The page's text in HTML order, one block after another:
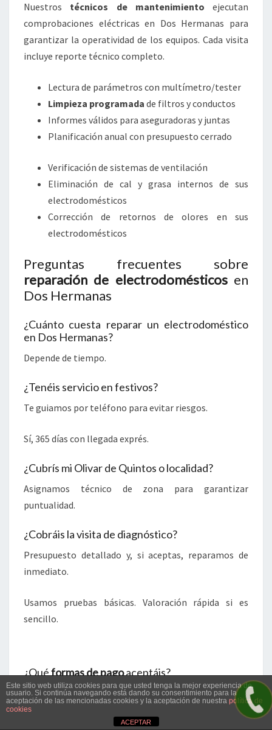
Nuestros técnicos de mantenimiento ejecutan
comprobaciones eléctricas en Dos Hermanas para
garantizar la operatividad de los equipos. Cada visita
incluye reporte técnico completo.
Lectura de parámetros con multímetro/tester
Limpieza programada de filtros y conductos
Informes válidos para aseguradoras y juntas
Planificación anual con presupuesto cerrado
Verificación de sistemas de ventilación
Eliminación de cal y grasa internos de sus
electrodomésticos
Corrección de retornos de olores en sus
electrodomésticos
Preguntas frecuentes sobre
reparación de electrodomésticosen
Dos Hermanas
¿Cuánto cuesta reparar un electrodoméstico
en Dos Hermanas?
Depende de tiempo.
¿Tenéis servicio en festivos?
Te guiamos por teléfono para evitar riesgos.
Sí, 365 días con llegada exprés.
¿Cubrís mi Olivar de Quintos o localidad?
Asignamos técnico de zona para garantizar
puntualidad.
¿Cobráis la visita de diagnóstico?
Presupuesto detallado y, si aceptas, reparamos de
inmediato.
Usamos pruebas básicas. Valoración rápida si es
sencillo.
¿Quéformas de pagoaceptáis?
Aceptamos transferencia.
¿Qué cubre la garantía?
Este sitio web utiliza cookies para que usted tenga la mejor experiencia de
usuario. Si continúa navegando está dando su consentimiento para la
aceptación de las mencionadas cookies y la aceptación de nuestra política de
cookies
ACEPTAR